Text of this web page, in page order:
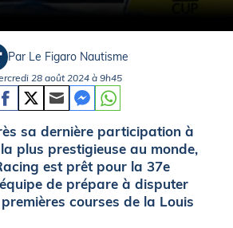
Par Le Figaro Nautisme
28 août 2024 à 9h45
sa dernière participation à
la plus prestigieuse au monde,
est prêt pour la 37e
de prépare à disputer
courses de la Louis